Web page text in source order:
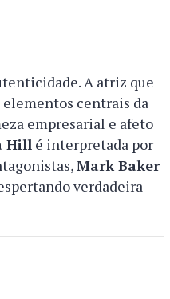
A atriz que
centrais da
empresarial e afeto
Hillé interpretada por
Mark Baker
verdadeira